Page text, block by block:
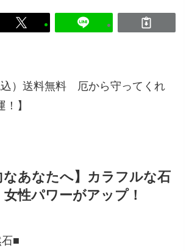
込）送料無料 厄から守ってくれ
】
なあなたへ】カラフルな石
女性パワーがアップ！
■